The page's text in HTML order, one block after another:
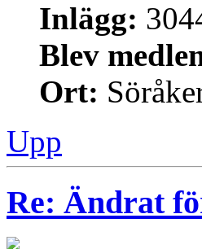
Inlägg:
Blev
Ort:
Upp
Re: Ändrat